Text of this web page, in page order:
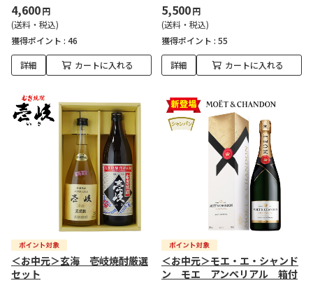
4,600円
(送料・税込)
獲得ポイント : 46
詳細 カートに入れる
5,500円
(送料・税込)
獲得ポイント : 55
詳細 カートに入れる
＜お中元＞玄海 壱岐焼酎厳選
セット
＜お中元＞モエ・エ・シャンド
ン モエ アンペリアル 箱付